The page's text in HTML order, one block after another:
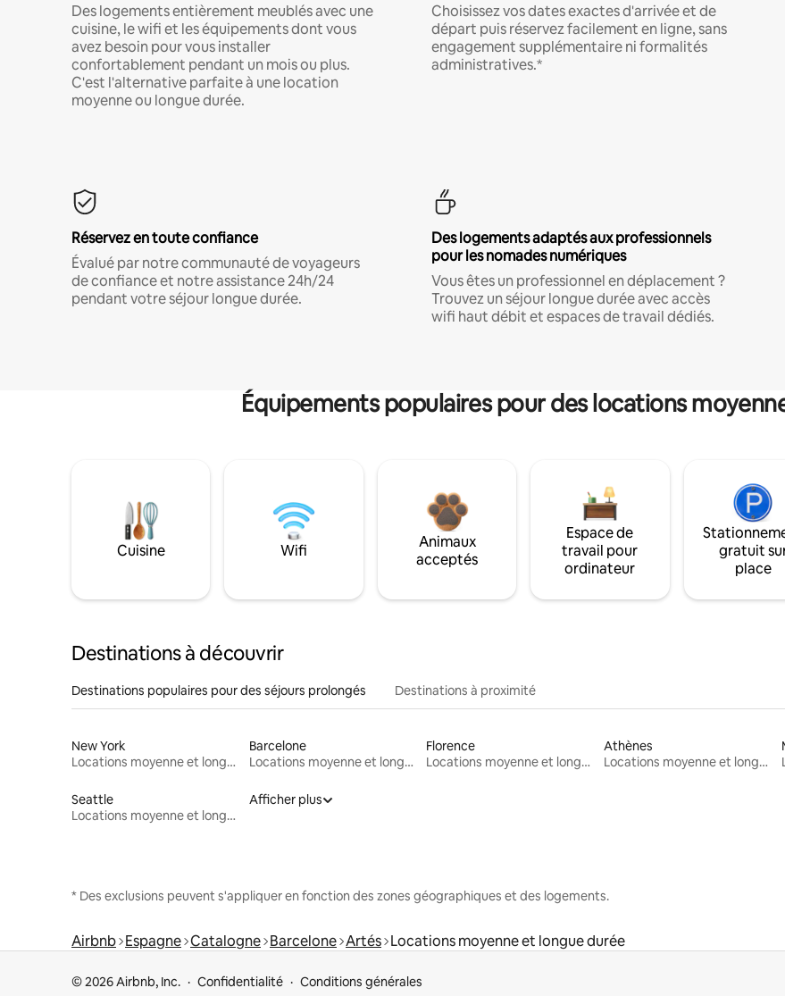
Des logements entièrement meublés avec une
cuisine, le wifi et les équipements dont vous
avez besoin pour vous installer
confortablement pendant un mois ou plus.
C'est l'alternative parfaite à une location
moyenne ou longue durée.
Choisissez vos dates exactes d'arrivée et de
départ puis réservez facilement en ligne, sans
engagement supplémentaire ni formalités
administratives.*
Réservez en toute confiance
Évalué par notre communauté de voyageurs
de confiance et notre assistance 24h/24
pendant votre séjour longue durée.
Des logements adaptés aux professionnels
pour les nomades numériques
Vous êtes un professionnel en déplacement ?
Trouvez un séjour longue durée avec accès
wifi haut débit et espaces de travail dédiés.
Équipements populaires pour des locations
Cuisine Wifi
Animaux
acceptés
Espace de
travail pour
ordinateur
gratuit
place
Destinations à découvrir
Destinations populaires pour des séjours prolongés Destinations à proximité
New York
Locations moyenne et longue durée
Barcelone
Locations moyenne et longue durée
Florence
Locations moyenne et longue durée
Athènes
Locations moyenne et longue durée
Seattle
Locations moyenne et longue durée
Afficher plus
* Des exclusions peuvent s'appliquer en fonction des zones géographiques et des logements.
Airbnb Espagne Catalogne Barcelone Artés Locations moyenne et longue durée
© 2026 Airbnb, Inc. Confidentialité Conditions générales